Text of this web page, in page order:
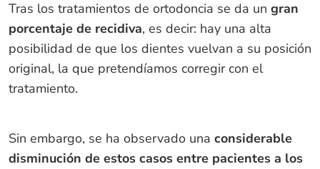
Tras los tratamientos de ortodoncia se da un gran
porcentaje de recidiva, es decir: hay una alta
posibilidad de que los dientes vuelvan a su posición
original, la que pretendíamos corregir con el
tratamiento.
Sin embargo, se ha observado una considerable
disminución de estos casos entre pacientes a los